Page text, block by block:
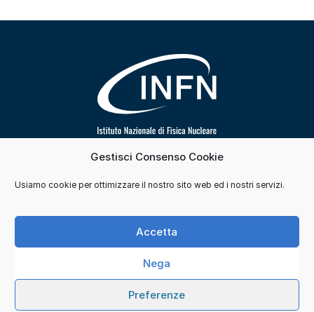
Gestisci Consenso Cookie
Usiamo cookie per ottimizzare il nostro sito web ed i nostri servizi.
Accetta
Nega
Preferenze
Segui INFN su
Contatti Cookie e consensi
Privacy
Credits